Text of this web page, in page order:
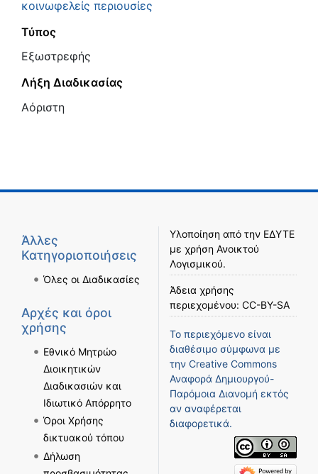
κοινωφελείς περιουσίες
Τύπος
Εξωστρεφής
Λήξη Διαδικασίας
Αόριστη
Άλλες
Κατηγοριοποιήσεις
Όλες οι Διαδικασίες
Αρχές και όροι
χρήσης
Εθνικό Μητρώο
Διοικητικών
Διαδικασιών και
Ιδιωτικό Απόρρητο
Όροι Χρήσης
δικτυακού τόπου
Δήλωση
Υλοποίηση από την ΕΔΥΤΕ
με χρήση Ανοικτού
Λογισμικού.
Άδεια χρήσης
περιεχομένου: CC-BY-SA
Το περιεχόμενο είναι
διαθέσιμο σύμφωνα με
την Creative Commons
Αναφορά Δημιουργού-
Παρόμοια Διανομή εκτός
αν αναφέρεται
διαφορετικά.